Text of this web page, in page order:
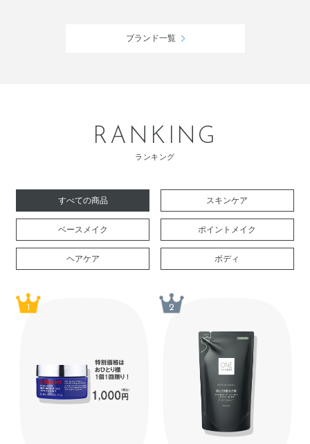
ブランド一覧
RANKING
ランキング
すべての商品 スキンケア
ベースメイク ポイントメイク
ヘアケア ボディ